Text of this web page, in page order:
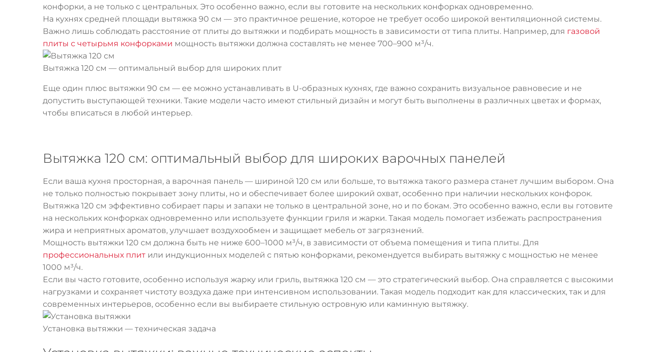
конфорки, а не только с центральных. Это особенно важно, если вы готовите на нескольких конфорках одновременно.
На кухнях средней площади вытяжка 90 см — это практичное решение, которое не требует особо широкой вентиляционной системы.
Важно лишь соблюдать расстояние от плиты до вытяжки и подбирать мощность в зависимости от типа плиты. Например, для газовой
плиты с четырьмя конфорками мощность вытяжки должна составлять не менее 700–900 м³/ч.
Вытяжка 120 см — оптимальный выбор для широких плит
Еще один плюс вытяжки 90 см — ее можно устанавливать в U-образных кухнях, где важно сохранить визуальное равновесие и не
допустить выступающей техники. Такие модели часто имеют стильный дизайн и могут быть выполнены в различных цветах и формах,
чтобы вписаться в любой интерьер.
Вытяжка 120 см: оптимальный выбор для широких варочных панелей
Если ваша кухня просторная, а варочная панель — шириной 120 см или больше, то вытяжка такого размера станет лучшим выбором. Она
не только полностью покрывает зону плиты, но и обеспечивает более широкий охват, особенно при наличии нескольких конфорок.
Вытяжка 120 см эффективно собирает пары и запахи не только в центральной зоне, но и по бокам. Это особенно важно, если вы готовите
на нескольких конфорках одновременно или используете функции гриля и жарки. Такая модель помогает избежать распространения
жира и неприятных ароматов, улучшает воздухообмен и защищает мебель от загрязнений.
Мощность вытяжки 120 см должна быть не ниже 600–1000 м³/ч, в зависимости от объема помещения и типа плиты. Для
профессиональных плит или индукционных моделей с пятью конфорками, рекомендуется выбирать вытяжку с мощностью не менее
1000 м³/ч.
Если вы часто готовите, особенно используя жарку или гриль, вытяжка 120 см — это стратегический выбор. Она справляется с высокими
нагрузками и сохраняет чистоту воздуха даже при интенсивном использовании. Такая модель подходит как для классических, так и для
современных интерьеров, особенно если вы выбираете стильную островную или каминную вытяжку.
Установка вытяжки — техническая задача